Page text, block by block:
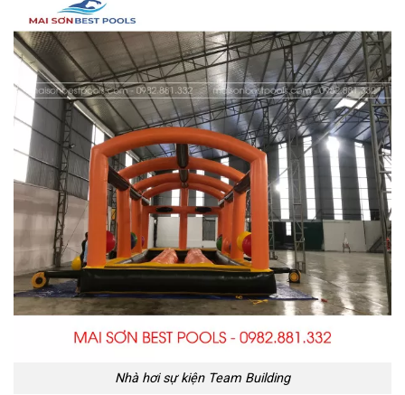
Nhà hơi sự kiện Team Building